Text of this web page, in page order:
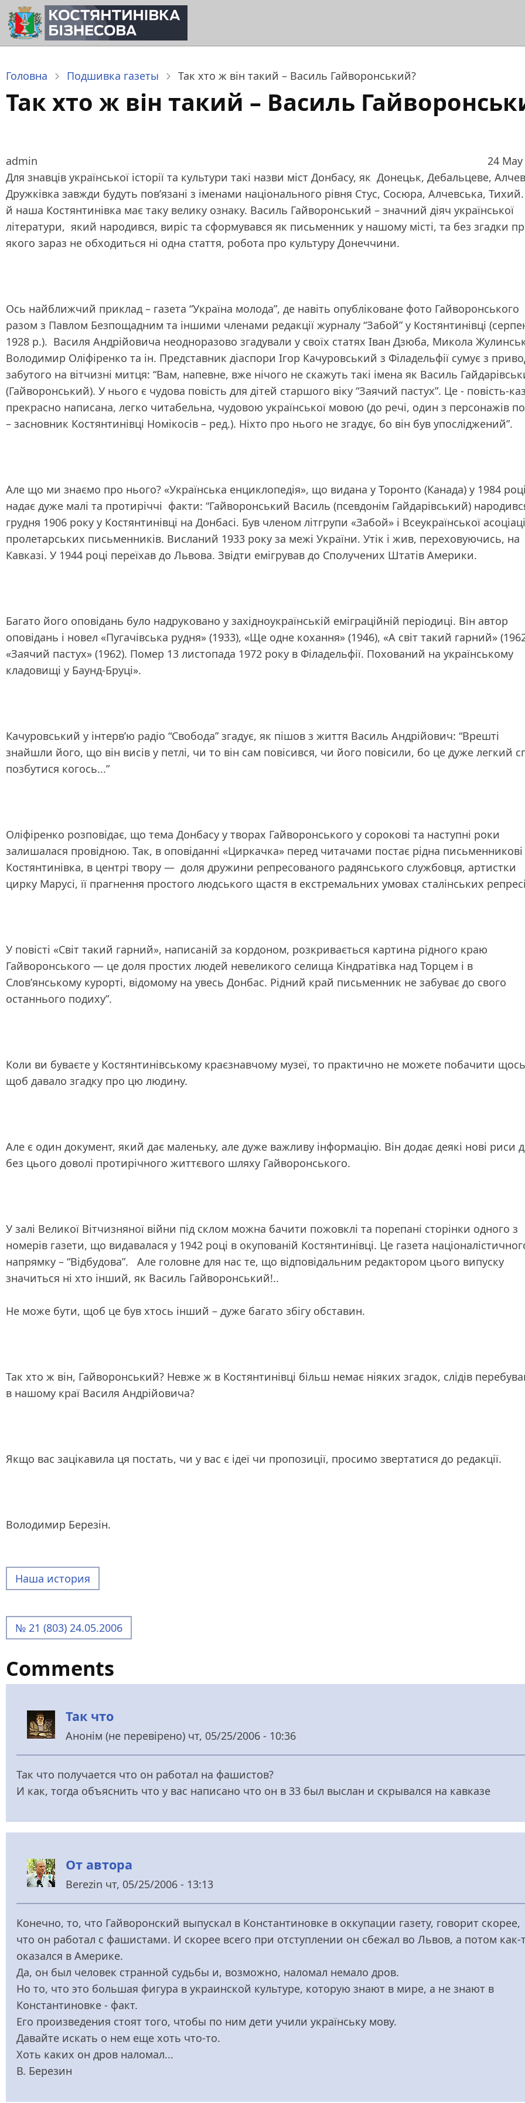
Перейти
до
основного
Головна
Подшивка газеты Так хто ж він такий – Василь Гайворонський?
Так хто ж він такий – Василь
admin
24
Для знавців української історії та культури такі назви міст Донбасу, як Донецьк, Дебальцеве,
Дружківка завжди будуть пов’язані з іменами національного рівня Стус, Сосюра, Алчевська,
й наша Костянтинівка має таку велику ознаку. Василь Гайворонський – значний діяч української
літератури, який народився, виріс та сформувався як письменник у нашому місті, та без згадки
якого зараз не обходиться ні одна стаття, робота про культуру Донеччини.
Ось найближчий приклад – газета “Україна молода”, де навіть опубліковане фото Гайворонського
разом з Павлом Безпощадним та іншими членами редакції журналу “Забой” у Костянтинівці
1928 р.). Василя Андрійовича неодноразово згадували у своїх статях Іван Дзюба, Микола
Володимир Оліфіренко та ін. Представник діаспори Ігор Качуровський з Філадельфії сумує з
забутого на вітчизні митця: “Вам, напевне, вже нічого не скажуть такі імена як Василь
(Гайворонський). У нього є чудова повість для дітей старшого віку “Заячий пастух”. Це - повість-
прекрасно написана, легко читабельна, чудовою української мовою (до речі, один з персонажів
– засновник Костянтинівці Номікосів – ред.). Ніхто про нього не згадує, бо він був упосліджений”.
Але що ми знаємо про нього? «Українська енциклопедія», що видана у Торонто (Канада) у 1984
надає дуже малі та протиріччі факти: “Гайворонський Василь (псевдонім Гайдарівський)
грудня 1906 року у Костянтинівці на Донбасі. Був членом літгрупи «Забой» і Всеукраїнської
пролетарських письменників. Висланий 1933 року за межі України. Утік і жив, переховуючись, на
Кавказі. У 1944 році переїхав до Львова. Звідти емігрував до Сполучених Штатів Америки.
Багато його оповідань було надруковано у західноукраїнській еміграційній періодиці. Він автор
оповідань і новел «Пугачівська рудня» (1933), «Ще одне кохання» (1946), «А світ такий гарний»
«Заячий пастух» (1962). Помер 13 листопада 1972 року в Філадельфії. Похований на українському
кладовищі у Баунд-Бруці».
Качуровський у інтерв’ю радіо “Свобода” згадує, як пішов з життя Василь Андрійович: “Врешті
знайшли його, що він висів у петлі, чи то він сам повісився, чи його повісили, бо це дуже легкий
позбутися когось...”
Оліфіренко розповідає, що тема Донбасу у творах Гайворонського у сорокові та наступні роки
залишалася провідною. Так, в оповіданні «Циркачка» перед читачами постає рідна письменникові
Костянтинівка, в центрі твору — доля дружини репресованого радянського службовця, артистки
цирку Марусі, її прагнення простого людського щастя в екстремальних умовах сталінських
У повісті «Світ такий гарний», написаній за кордоном, розкривається картина рідного краю
Гайворонського — це доля простих людей невеликого селища Кіндратівка над Торцем і в
Слов’янському курорті, відомому на увесь Донбас. Рідний край письменник не забуває до свого
останнього подиху”.
Коли ви буваєте у Костянтинівському краєзнавчому музеї, то практично не можете побачити
щоб давало згадку про цю людину.
Але є один документ, який дає маленьку, але дуже важливу інформацію. Він додає деякі нові риси
без цього доволі протирічного життєвого шляху Гайворонського.
У залі Великої Вітчизняної війни під склом можна бачити пожовклі та порепані сторінки одного з
номерів газети, що видавалася у 1942 році в окупованій Костянтинівці. Це газета
напрямку – “Відбудова”. Але головне для нас те, що відповідальним редактором цього випуску
значиться ні хто інший, як Василь Гайворонський!..
Не може бути, щоб це був хтось інший – дуже багато збігу обставин.
Так хто ж він, Гайворонський? Невже ж в Костянтинівці більш немає ніяких згадок, слідів
в нашому краї Василя Андрійовича?
Якщо вас зацікавила ця постать, чи у вас є ідеї чи пропозиції, просимо звертатися до редакції.
Володимир Березін.
Наша история
№ 21 (803) 24.05.2006
Comments
Так что
Анонім (не перевірено) чт, 05/25/2006 - 10:36
Так что получается что он работал на фашистов?
И как, тогда объяснить что у вас написано что он в 33 был выслан и скрывался на кавказе
От автора
Berezin чт, 05/25/2006 - 13:13
Конечно, то, что Гайворонский выпускал в Константиновке в оккупации газету, говорит скорее,
что он работал с фашистами. И скорее всего при отступлении он сбежал во Львов, а потом как-
оказался в Америке.
Да, он был человек странной судьбы и, возможно, наломал немало дров.
Но то, что это большая фигура в украинской культуре, которую знают в мире, а не знают в
Константиновке - факт.
Его произведения стоят того, чтобы по ним дети учили українську мову.
Давайте искать о нем еще хоть что-то.
Хоть каких он дров наломал...
В. Березин